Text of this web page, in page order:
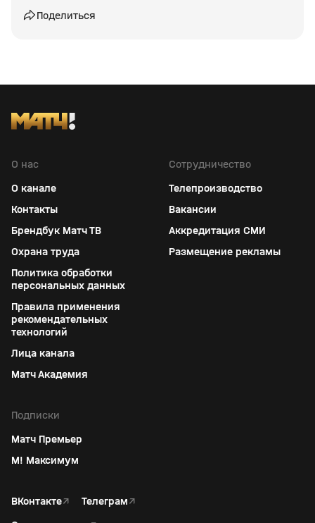
Поделиться
О нас
О канале
Контакты
Брендбук Матч ТВ
Охрана труда
Политика обработки
персональных данных
Правила применения
рекомендательных
технологий
Лица канала
Матч Академия
Сотрудничество
Телепроизводство
Вакансии
Аккредитация СМИ
Размещение рекламы
Подписки
Матч Премьер
М! Максимум
ВКонтакте↗ Телеграм↗